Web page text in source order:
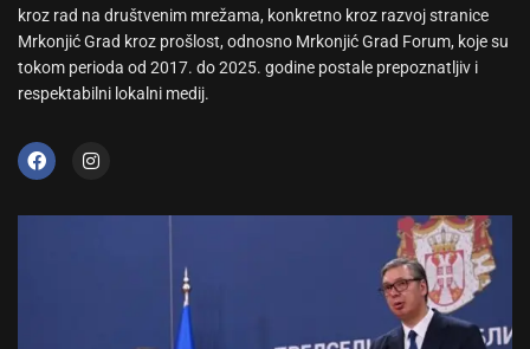
kroz rad na društvenim mrežama, konkretno kroz razvoj stranice
Mrkonjić Grad kroz prošlost, odnosno Mrkonjić Grad Forum, koje su
tokom perioda od 2017. do 2025. godine postale prepoznatljiv i
respektabilni lokalni medij.